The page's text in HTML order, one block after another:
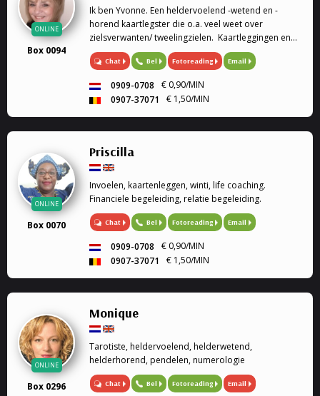
ONLINE
Box 0094
Ik ben Yvonne. Een heldervoelend -wetend en -
horend kaartlegster die o.a. veel weet over
zielsverwanten/ tweelingzielen. Kaartleggingen en
pendel Ik kan voor u de Lenormandkaarteni of de
Engelenkaarten leggen (soms gebruik ik ook mijn
Chat Bel Fotoreading Email
0909-0708
€ 0,90/MIN
0907-37071
€ 1,50/MIN
ONLINE
Box 0070
Priscilla
Invoelen, kaartenleggen, winti, life coaching.
Financiele begeleiding, relatie begeleiding.
Chat Bel Fotoreading Email
0909-0708
€ 0,90/MIN
0907-37071
€ 1,50/MIN
ONLINE
Box 0296
Monique
Tarotiste, heldervoelend, helderwetend,
helderhorend, pendelen, numerologie
Chat Bel Fotoreading Email